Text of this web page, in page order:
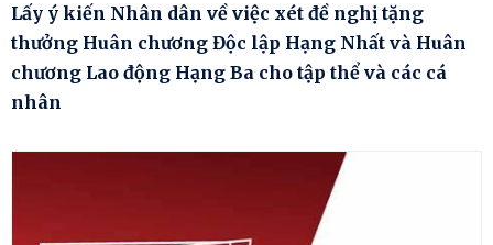
Lấy ý kiến Nhân dân về việc xét đề nghị tặng
thưởng Huân chương Độc lập Hạng Nhất và Huân
chương Lao động Hạng Ba cho tập thể và các cá
nhân